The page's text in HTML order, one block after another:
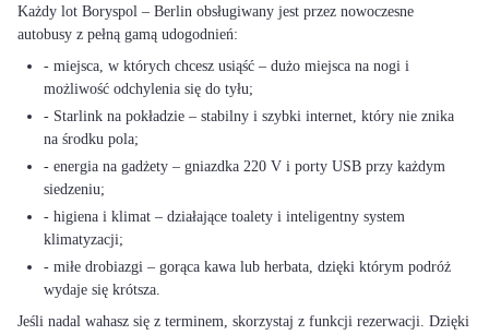
Każdy lot Boryspol – Berlin obsługiwany jest przez nowoczesne
autobusy z pełną gamą udogodnień:
- miejsca, w których chcesz usiąść – dużo miejsca na nogi i
możliwość odchylenia się do tyłu;
- Starlink na pokładzie – stabilny i szybki internet, który nie znika
na środku pola;
- energia na gadżety – gniazdka 220 V i porty USB przy każdym
siedzeniu;
- higiena i klimat – działające toalety i inteligentny system
klimatyzacji;
- miłe drobiazgi – gorąca kawa lub herbata, dzięki którym podróż
wydaje się krótsza.
Jeśli nadal wahasz się z terminem, skorzystaj z funkcji rezerwacji. Dzięki